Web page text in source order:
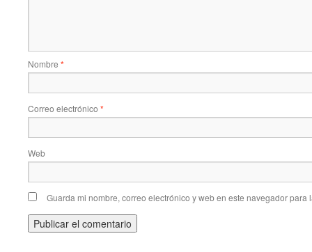
Nombre *
Correo electrónico *
Web
Guarda mi nombre, correo electrónico y web en este navegador para